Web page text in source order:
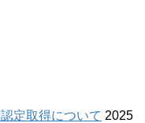
定取得について 2025